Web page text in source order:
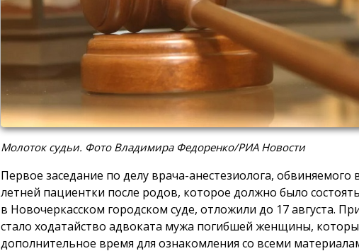
Молоток судьи. Фото Владимира Федоренко/РИА Новости
Первое заседание по делу врача-анестезиолога, обвиняемого
летней пациентки после родов, которое должно было
в Новочеркасском городском суде, отложили до 17 августа.
стало ходатайство адвоката мужа погибшей женщины,
дополнительное время для ознакомления со всеми